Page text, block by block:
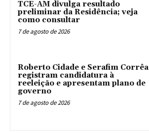
TCE-AM divulga resultado
preliminar da Residência; veja
como consultar
7 de agosto de 2026
Roberto Cidade e Serafim Corrêa
registram candidatura à
reeleição e apresentam plano de
governo
7 de agosto de 2026